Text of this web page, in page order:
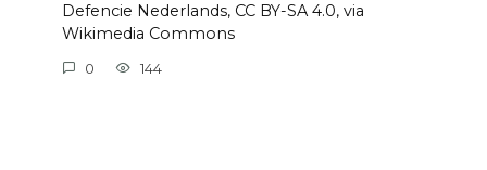
Defencie Nederlands, CC BY-SA 4.0, via
Wikimedia Commons
0 144